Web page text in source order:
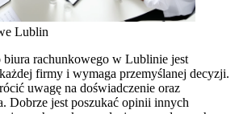
Lublin
rachunkowego w Lublinie jest
firmy i wymaga przemyślanej decyzji.
uwagę na doświadczenie oraz
Dobrze jest poszukać opinii innych